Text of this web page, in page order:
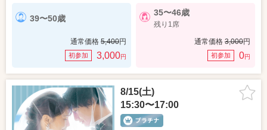
39〜50歳
通常価格 5,400円
初参加 3,000円
35〜46歳
残り1席
通常価格 3,000円
初参加 0円
8/15(土)
15:30〜17:00